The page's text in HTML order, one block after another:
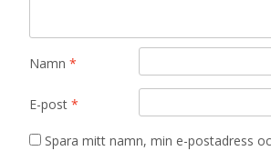
Namn *
E-post *
Spara mitt namn, min e-postadress